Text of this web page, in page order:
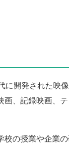
開発された映
、記録映画、
の授業や企業